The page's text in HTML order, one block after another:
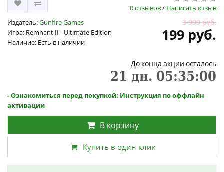
0 отзывов/ Написать отзыв
Издатель:Gunfire Games
Игра: Remnant II - Ultimate Edition
Наличие: Есть в наличии
3 999 руб.
199 руб.
До конца акции осталось
21 дн. 05:35:00
- Ознакомиться перед покупкой: Инструкция по оффлайн
активации
В корзину
Купить в один клик